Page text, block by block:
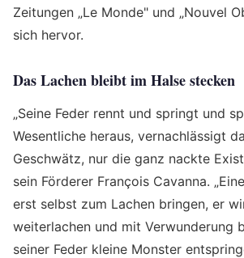
Zeitungen „Le Monde" und „Nouvel
sich hervor.
Das Lachen bleibt im Halse stecken
„Seine Feder rennt und springt und
Wesentliche heraus, vernachlässigt
Geschwätz, nur die ganz nackte
sein Förderer François Cavanna.
erst selbst zum Lachen bringen, er
weiterlachen und mit Verwunderung
seiner Feder kleine Monster